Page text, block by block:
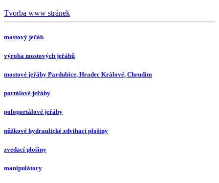
Tvorba www stránek
mostový jeřáb
výroba mostových jeřábů
mostové jeřáby Pardubice, Hradec Králové, Chrudim
portálové jeřáby
poloportálové jeřáby
nůžkové hydraulické zdvihací plošiny
zvedací plošiny
manipulátory